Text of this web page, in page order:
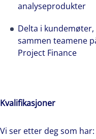
analyseprodukter
Delta i
sammen teamene
Project Finance
Kvalifikasjoner
Vi ser etter deg som har:
professional
solutions-oriented.